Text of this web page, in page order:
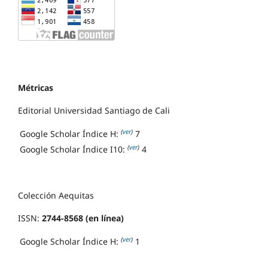
Métricas
Editorial Universidad Santiago de Cali
Google Scholar Índice H: (ver) 7
Google Scholar Índice I10: (ver) 4
Colección Aequitas
ISSN: 2744-8568 (en línea)
Google Scholar Índice H: (ver) 1